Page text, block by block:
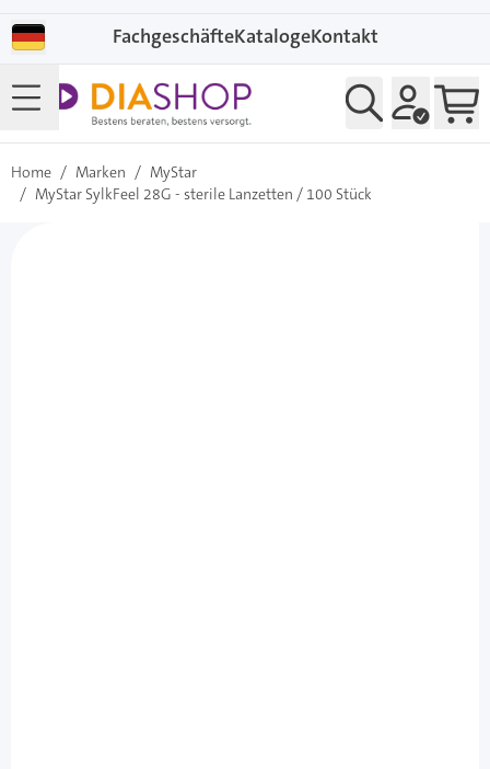
FachgeschäfteKatalogeKontakt
Home / Marken / MyStar
/ MyStar SylkFeel 28G - sterile Lanzetten / 100 Stück